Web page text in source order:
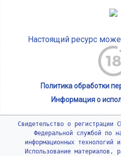
Настоящий ресурс
Политика обработки
Информация о
Свидетельство о регистрации
Федеральной службой по
информационных технологий
Использование материалов,